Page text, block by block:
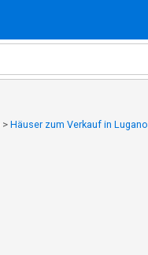
> Häuser zum Verkauf in Lugano